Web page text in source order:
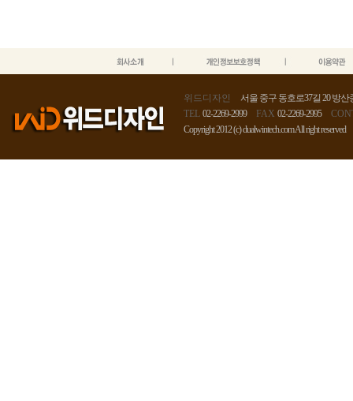
위드디자인
서울 중구 동호로37길 20 방산
TEL 02-2269-2999 FAX 02-2269-2995
Copyright 2012 (c) dualwintech.com All right reserved